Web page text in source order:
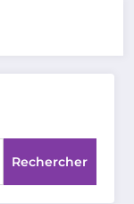
Rechercher